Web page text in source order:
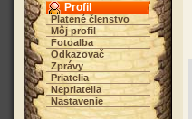
Profil
Platené členstvo
Môj profil
Fotoalba
Odkazovač
Zprávy
Priatelia
Nepriatelia
Nastavenie